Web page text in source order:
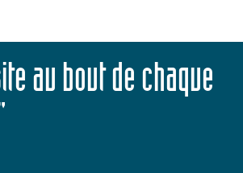
au bout de chaque